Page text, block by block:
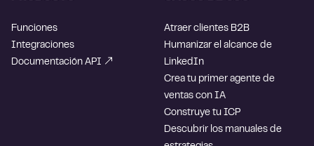
Funciones
Integraciones
Documentación API
Atraer clientes B2B
Humanizar el alcance de
LinkedIn
Crea tu primer agente de
ventas con IA
Construye tu ICP
Descubrir los manuales de